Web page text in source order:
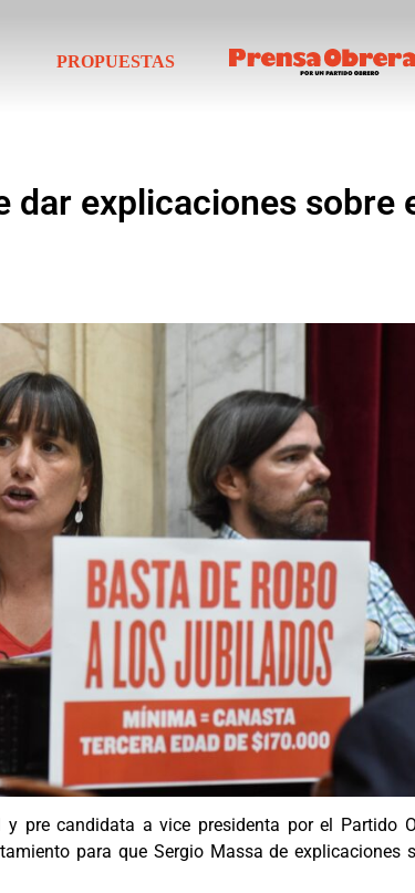
PROPUESTAS
dar explicaciones sobre
pre candidata a vice presidenta por el Partido
para que Sergio Massa de